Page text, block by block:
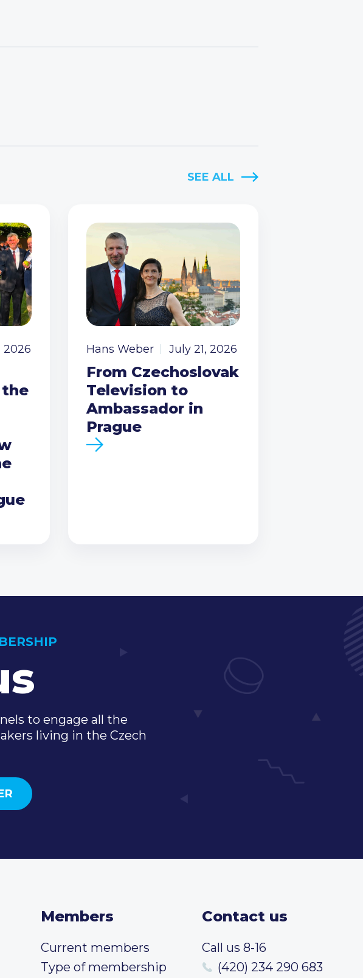
SEE ALL
2026 Hans Weber July 21, 2026
From Czechoslovak
Television to
Ambassador in
Prague
to engage all the
living in the Czech
Members
Current members
Type of membership
Contact us
Call us 8-16
(420) 234 290 683